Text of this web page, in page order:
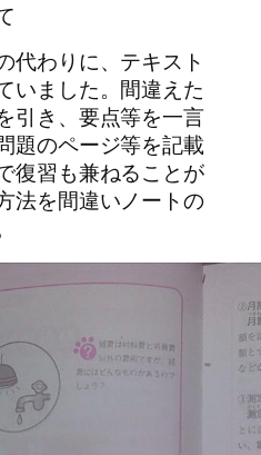
代わりに、テキスト
いました。間違えた
引き、要点等を一言
題のページ等を記載
復習も兼ねることが
法を間違いノートの